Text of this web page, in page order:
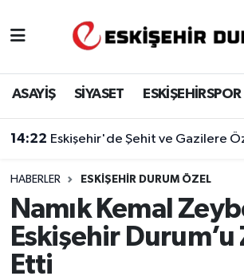
ASAYİŞ SİYASET ESKİŞEHİRSPOR
14:22 Eskişehir'de Şehit ve Gazilere
HABERLER ESKIŞEHIR DURUM ÖZEL
Namık Kemal
Eskişehir
Etti
Eskişehir Hava Durumu
Eskişehir Namaz Vakitleri
Eskişehir Trafik Yoğunluk
Süper Lig Puan Durumu ve
Tüm Manşetler